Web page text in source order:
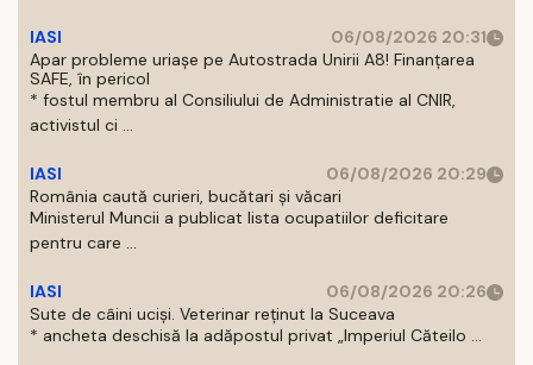
IASI
06/08/2026 20:31
Apar probleme uriașe pe Autostrada Unirii A8! Finanțarea
SAFE, în pericol
* fostul membru al Consiliului de Administratie al CNIR,
activistul ci ...
IASI
06/08/2026 20:29
România caută curieri, bucătari și văcari
Ministerul Muncii a publicat lista ocupatiilor deficitare
pentru care ...
IASI
06/08/2026 20:26
Sute de câini uciși. Veterinar reținut la Suceava
* ancheta deschisă la adăpostul privat „Imperiul Căteilo ...